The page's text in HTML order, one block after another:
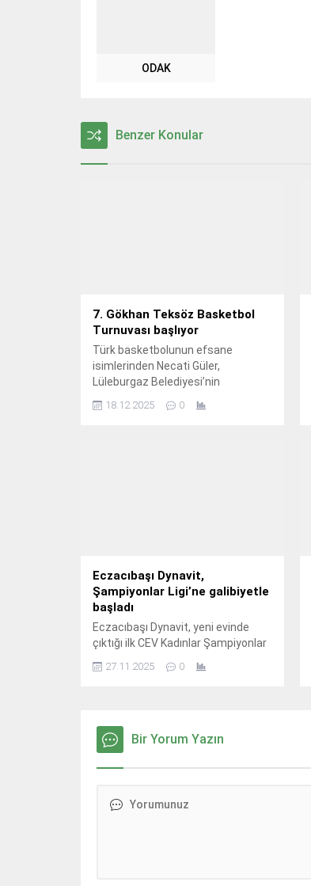
ODAK
Benzer Konular
7. Gökhan Teksöz Basketbol
Turnuvası başlıyor
Türk basketbolunun efsane
isimlerinden Necati Güler,
Lüleburgaz Belediyesi’nin
düzenlediği 7.
18.12.2025 0
Eczacıbaşı Dynavit,
Şampiyonlar Ligi’ne galibiyetle
başladı
Eczacıbaşı Dynavit, yeni evinde
çıktığı ilk CEV Kadınlar Şampiyonlar
27.11.2025 0
Bir Yorum Yazın